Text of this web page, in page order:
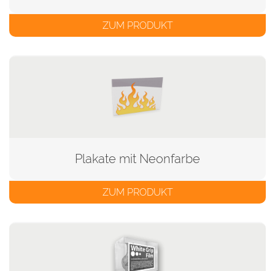
ZUM PRODUKT
Plakate mit Neonfarbe
ZUM PRODUKT